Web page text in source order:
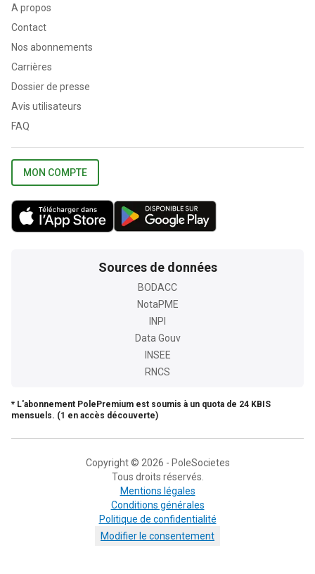
A propos
Contact
Nos abonnements
Carrières
Dossier de presse
Avis utilisateurs
FAQ
MON COMPTE
Sources de données
BODACC
NotaPME
INPI
Data Gouv
INSEE
RNCS
* L'abonnement PolePremium est soumis à un quota de 24 KBIS
mensuels. (1 en accès découverte)
Copyright © 2026 - PoleSocietes
Tous droits réservés.
Mentions légales
Conditions générales
Politique de confidentialité
Modifier le consentement